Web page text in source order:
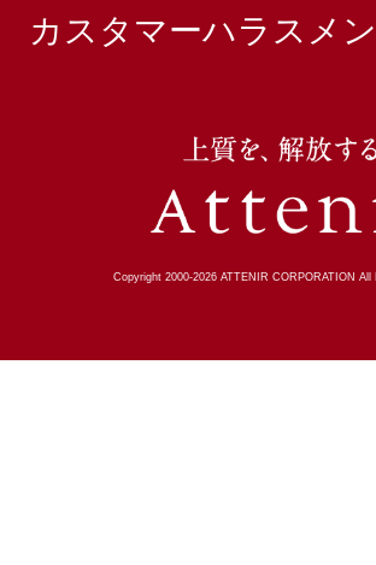
カスタマーハラスメ
Copyright 2000-2026 ATTENIR CORPORATION